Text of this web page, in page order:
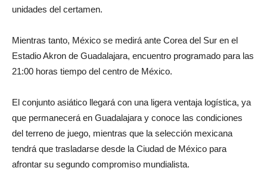
unidades del certamen.
Mientras tanto, México se medirá ante Corea del Sur en el
Estadio Akron de Guadalajara, encuentro programado para las
21:00 horas tiempo del centro de México.
El conjunto asiático llegará con una ligera ventaja logística, ya
que permanecerá en Guadalajara y conoce las condiciones
del terreno de juego, mientras que la selección mexicana
tendrá que trasladarse desde la Ciudad de México para
afrontar su segundo compromiso mundialista.